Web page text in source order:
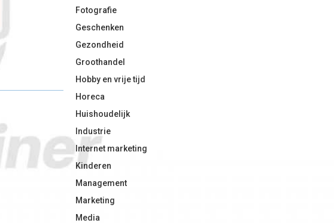
O
Fotografie
Geschenken
Gezondheid
Groothandel
Hobby en vrije tijd
Horeca
Huishoudelijk
Industrie
Internet marketing
Kinderen
Management
Marketing
Media